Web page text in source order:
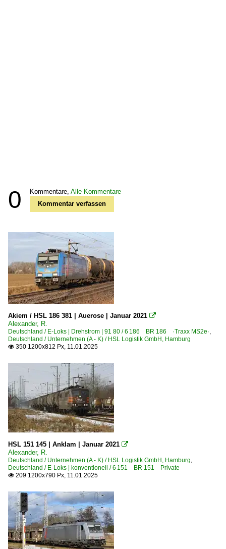
0 Kommentare, Alle Kommentare
Kommentar verfassen
Akiem / HSL 186 381 | Auerose | Januar 2021 
Alexander, R.
Deutschland / E-Loks | Drehstrom | 91 80 / 6 186 BR 186 ·Traxx MS2e·,
Deutschland / Unternehmen (A - K) / HSL Logistik GmbH, Hamburg
 350 1200x812 Px, 11.01.2025
HSL 151 145 | Anklam | Januar 2021 
Alexander, R.
Deutschland / Unternehmen (A - K) / HSL Logistik GmbH, Hamburg,
Deutschland / E-Loks | konventionell / 6 151 BR 151 Private
 209 1200x790 Px, 11.01.2025